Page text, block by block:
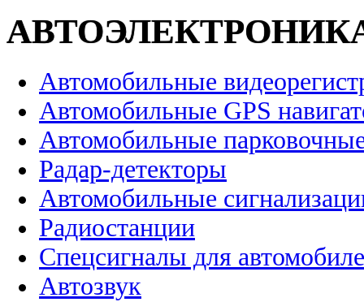
Автомобильные
Автомобильные GPS
Автомобильные
Радар-детекторы
Автомобильные
Радиостанции
Спецсигналы для
Автозвук